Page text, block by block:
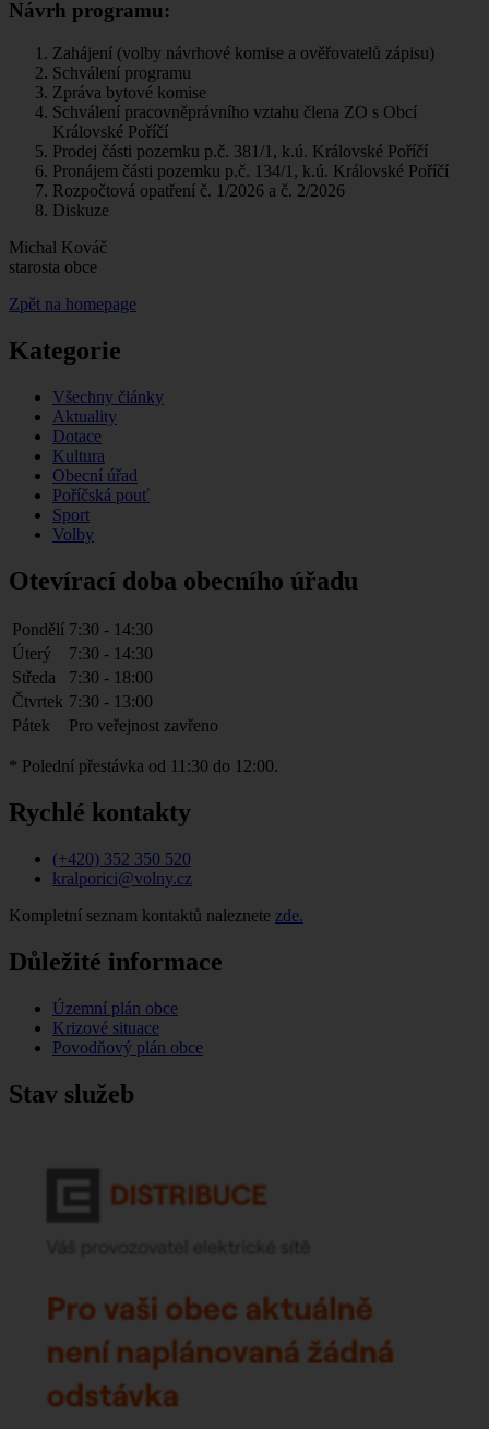
Návrh programu:
Zahájení (volby návrhové komise a ověřovatelů zápisu)
Schválení programu
Zpráva bytové komise
Schválení pracovněprávního vztahu člena ZO s Obcí
Královské Poříčí
Prodej části pozemku p.č. 381/1, k.ú. Královské Poříčí
Pronájem části pozemku p.č. 134/1, k.ú. Královské Poříčí
Rozpočtová opatření č. 1/2026 a č. 2/2026
Diskuze
Michal Kováč
starosta obce
Zpět na homepage
Kategorie
Všechny články
Aktuality
Dotace
Kultura
Obecní úřad
Poříčská pouť
Sport
Volby
Otevírací doba obecního úřadu
Pondělí 7:30 - 14:30
Úterý
7:30 - 14:30
Středa
7:30 - 18:00
Čtvrtek 7:30 - 13:00
Pátek
Pro veřejnost zavřeno
* Polední přestávka od 11:30 do 12:00.
Rychlé kontakty
(+420) 352 350 520
kralporici@volny.cz
Kompletní seznam kontaktů naleznete zde.
Důležité informace
Územní plán obce
Krizové situace
Povodňový plán obce
Stav služeb